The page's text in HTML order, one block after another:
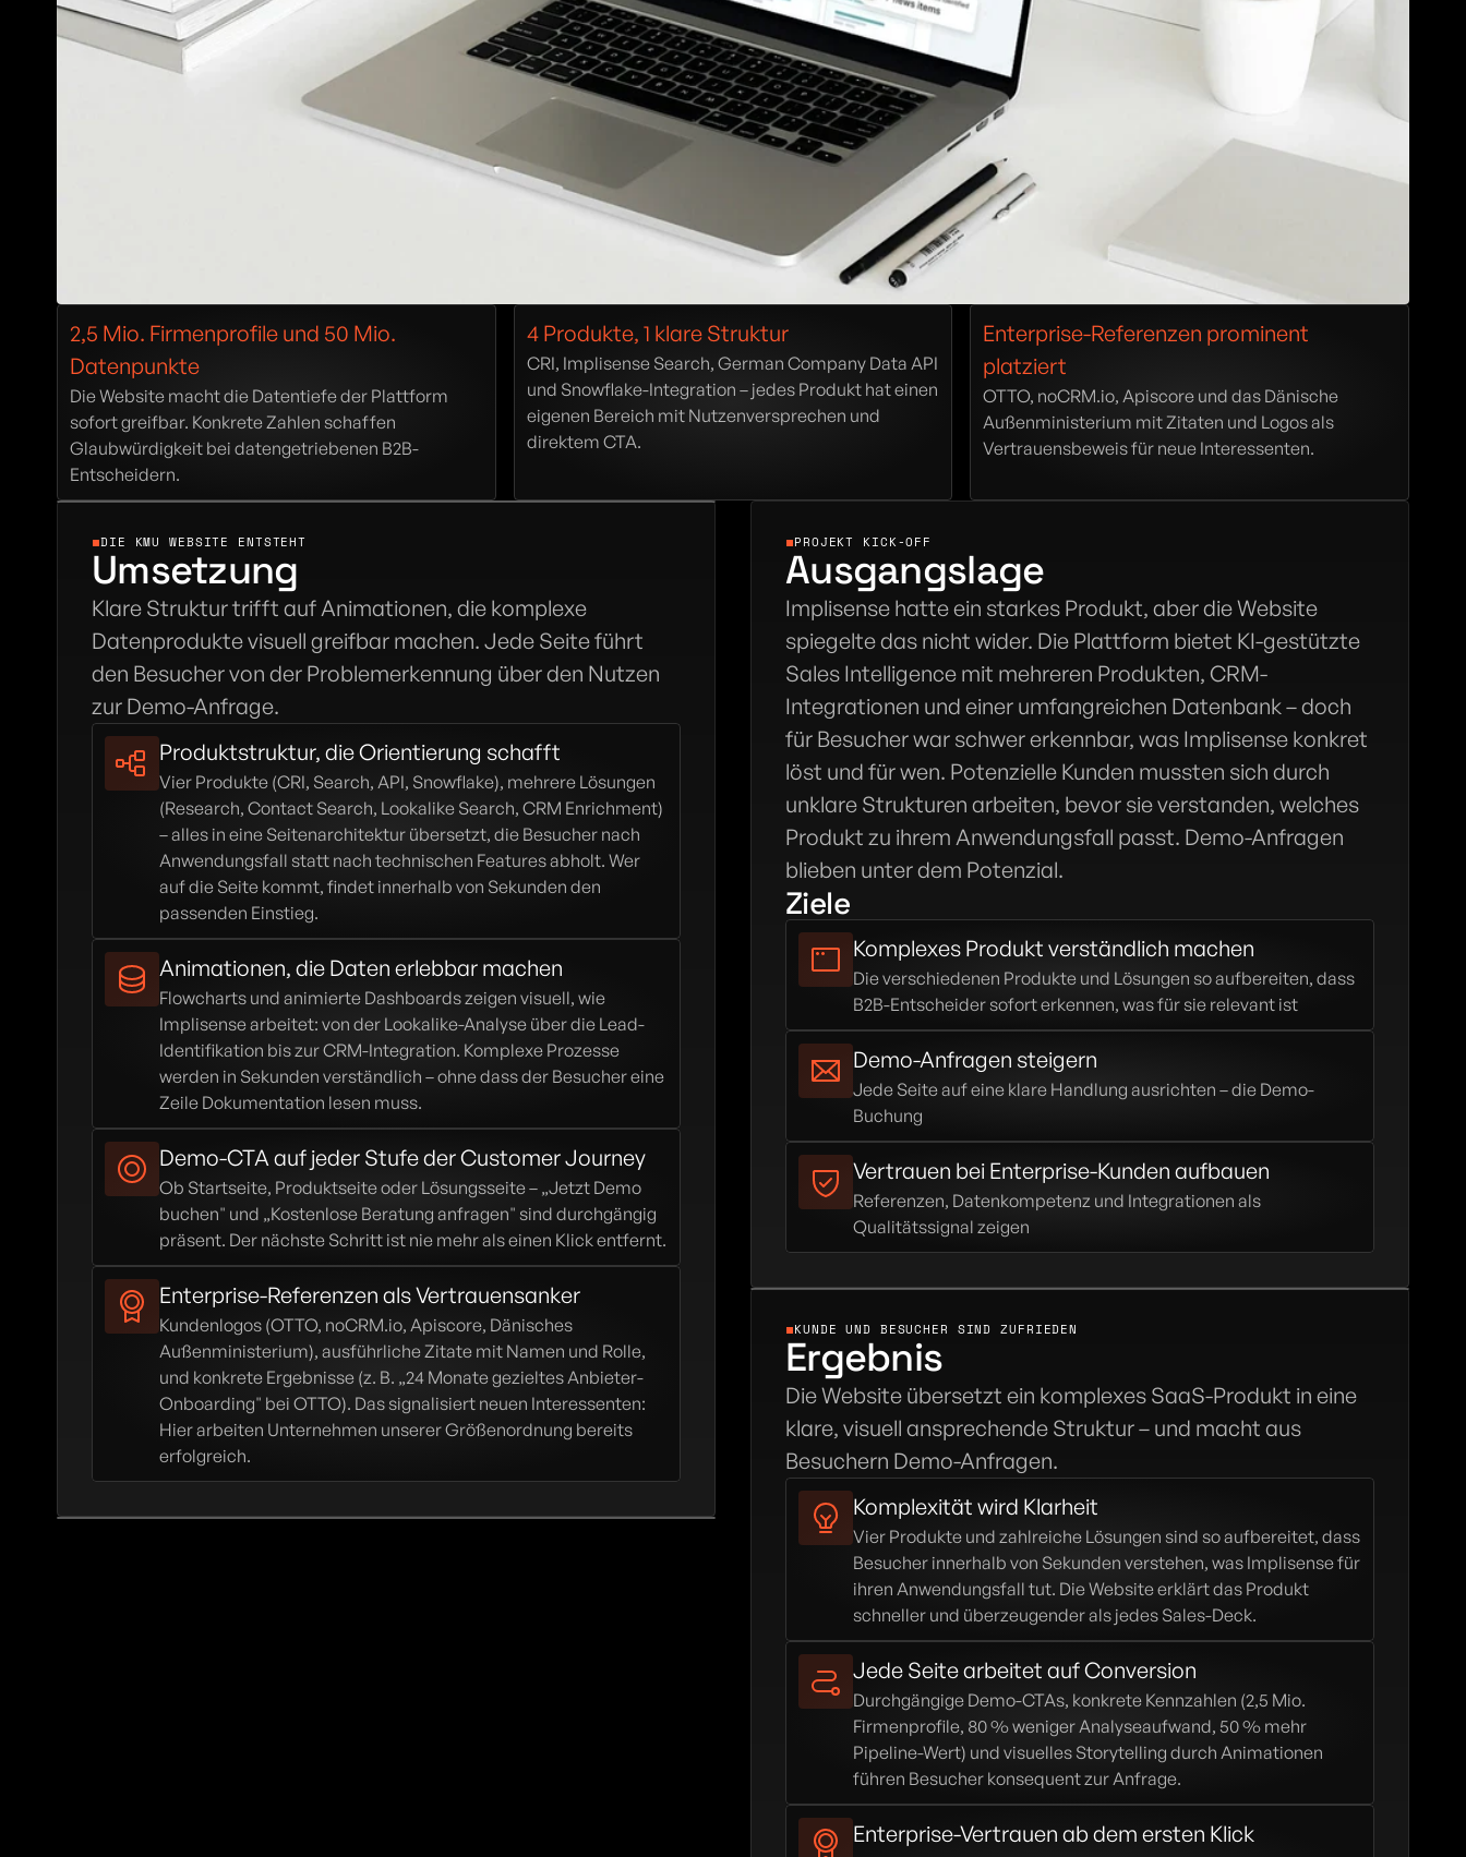
2,5 Mio. Firmenprofile und 50 Mio.
Datenpunkte
Die Website macht die Datentiefe der Plattform
sofort greifbar. Konkrete Zahlen schaffen
Glaubwürdigkeit bei datengetriebenen B2B-
Entscheidern.
4 Produkte, 1 klare Struktur
CRI, Implisense Search, German Company Data API
und Snowflake-Integration – jedes Produkt hat einen
eigenen Bereich mit Nutzenversprechen und
direktem CTA.
Enterprise-Referenzen prominent
platziert
OTTO, noCRM.io, Apiscore und das Dänische
Außenministerium mit Zitaten und Logos als
Vertrauensbeweis für neue Interessenten.
DIE KMU WEBSITE ENTSTEHT
Umsetzung
Klare Struktur trifft auf Animationen, die komplexe
Datenprodukte visuell greifbar machen. Jede Seite führt
den Besucher von der Problemerkennung über den Nutzen
zur Demo-Anfrage.
Produktstruktur, die Orientierung schafft
Vier Produkte (CRI, Search, API, Snowflake), mehrere Lösungen
(Research, Contact Search, Lookalike Search, CRM Enrichment)
– alles in eine Seitenarchitektur übersetzt, die Besucher nach
Anwendungsfall statt nach technischen Features abholt. Wer
auf die Seite kommt, findet innerhalb von Sekunden den
passenden Einstieg.
Animationen, die Daten erlebbar machen
Flowcharts und animierte Dashboards zeigen visuell, wie
Implisense arbeitet: von der Lookalike-Analyse über die Lead-
Identifikation bis zur CRM-Integration. Komplexe Prozesse
werden in Sekunden verständlich – ohne dass der Besucher eine
Zeile Dokumentation lesen muss.
Demo-CTA auf jeder Stufe der Customer Journey
Ob Startseite, Produktseite oder Lösungsseite – „Jetzt Demo
buchen" und „Kostenlose Beratung anfragen" sind durchgängig
präsent. Der nächste Schritt ist nie mehr als einen Klick entfernt.
Enterprise-Referenzen als Vertrauensanker
Kundenlogos (OTTO, noCRM.io, Apiscore, Dänisches
Außenministerium), ausführliche Zitate mit Namen und Rolle,
und konkrete Ergebnisse (z. B. „24 Monate gezieltes Anbieter-
Onboarding" bei OTTO). Das signalisiert neuen Interessenten:
Hier arbeiten Unternehmen unserer Größenordnung bereits
erfolgreich.
PROJEKT KICK-OFF
Ausgangslage
Implisense hatte ein starkes Produkt, aber die Website
spiegelte das nicht wider. Die Plattform bietet KI-gestützte
Sales Intelligence mit mehreren Produkten, CRM-
Integrationen und einer umfangreichen Datenbank – doch
für Besucher war schwer erkennbar, was Implisense konkret
löst und für wen. Potenzielle Kunden mussten sich durch
unklare Strukturen arbeiten, bevor sie verstanden, welches
Produkt zu ihrem Anwendungsfall passt. Demo-Anfragen
blieben unter dem Potenzial.
Ziele
Komplexes Produkt verständlich machen
Die verschiedenen Produkte und Lösungen so aufbereiten, dass
B2B-Entscheider sofort erkennen, was für sie relevant ist
Demo-Anfragen steigern
Jede Seite auf eine klare Handlung ausrichten – die Demo-
Buchung
Vertrauen bei Enterprise-Kunden aufbauen
Referenzen, Datenkompetenz und Integrationen als
Qualitätssignal zeigen
KUNDE UND BESUCHER SIND ZUFRIEDEN
Ergebnis
Die Website übersetzt ein komplexes SaaS-Produkt in eine
klare, visuell ansprechende Struktur – und macht aus
Besuchern Demo-Anfragen.
Komplexität wird Klarheit
Vier Produkte und zahlreiche Lösungen sind so aufbereitet, dass
Besucher innerhalb von Sekunden verstehen, was Implisense für
ihren Anwendungsfall tut. Die Website erklärt das Produkt
schneller und überzeugender als jedes Sales-Deck.
Jede Seite arbeitet auf Conversion
Durchgängige Demo-CTAs, konkrete Kennzahlen (2,5 Mio.
Firmenprofile, 80 % weniger Analyseaufwand, 50 % mehr
Pipeline-Wert) und visuelles Storytelling durch Animationen
führen Besucher konsequent zur Anfrage.
Enterprise-Vertrauen ab dem ersten Klick